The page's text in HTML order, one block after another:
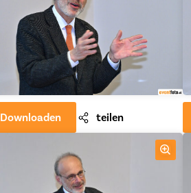
Downloaden teilen